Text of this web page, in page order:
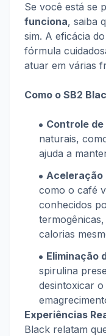
Se você está se
funciona, saiba
sim. A eficácia
fórmula
atuar em várias
Como o SB2
Controle
naturais,
ajuda a
Aceleração
como o café
conhecidos
calorias
Eliminação
spirulina
desintoxicar
Experiências
Black relatam